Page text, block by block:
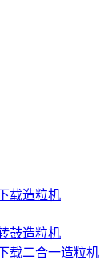
载造粒机
鼓造粒机
载二合一造粒机